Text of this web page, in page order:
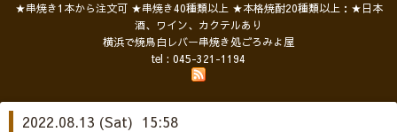
★串焼き1本から注文可 ★串焼き40種類以上 ★本格焼酎20種類以上：★日本
酒、ワイン、カクテルあり
横浜で焼鳥白レバー串焼き処ごろみよ屋
tel : 045-321-1194
2022.08.13 (Sat) 15:58